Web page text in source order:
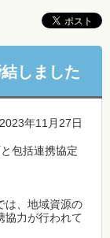
しました
年11月27日
包括連携協定
は、地域資源の
協力が行われて